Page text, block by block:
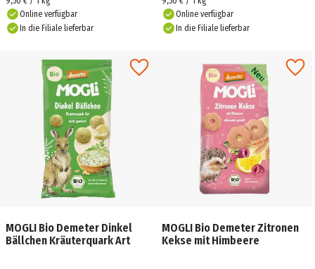
Online verfügbar
In die Filiale lieferbar
Online verfügbar
In die Filiale lieferbar
MOGLI Bio Demeter Dinkel
Bällchen Kräuterquark Art
MOGLI Bio Demeter Zitronen
Kekse mit Himbeere